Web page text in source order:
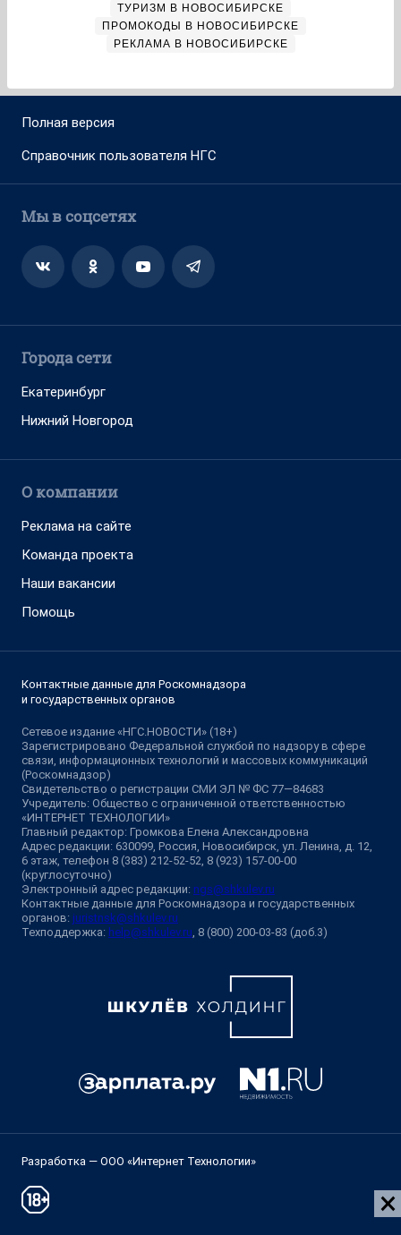
ТУРИЗМ В НОВОСИБИРСКЕ
ПРОМОКОДЫ В НОВОСИБИРСКЕ
РЕКЛАМА В НОВОСИБИРСКЕ
Полная версия
Справочник пользователя НГС
Мы в соцсетях
Города сети
Екатеринбург
Нижний Новгород
О компании
Реклама на сайте
Команда проекта
Наши вакансии
Помощь
Контактные данные для Роскомнадзора
и государственных органов
Сетевое издание «НГС.НОВОСТИ» (18+)
Зарегистрировано Федеральной службой по надзору в сфере
связи, информационных технологий и массовых коммуникаций
(Роскомнадзор)
Свидетельство о регистрации СМИ ЭЛ № ФС 77—84683
Учредитель: Общество с ограниченной ответственностью
«ИНТЕРНЕТ ТЕХНОЛОГИИ»
Главный редактор: Громкова Елена Александровна
Адрес редакции: 630099, Россия, Новосибирск, ул. Ленина, д. 12,
6 этаж, телефон 8 (383) 212-52-52, 8 (923) 157-00-00
(круглосуточно)
Электронный адрес редакции: ngs@shkulev.ru
Контактные данные для Роскомнадзора и государственных
органов: juristnsk@shkulev.ru
Техподдержка: help@shkulev.ru , 8 (800) 200-03-83 (доб.3)
Разработка — ООО «Интернет Технологии»